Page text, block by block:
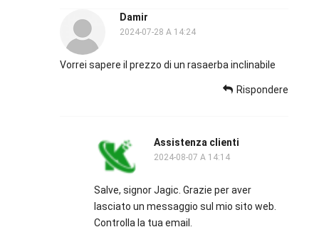
Damir
2024-07-28 A 14:24
Vorrei sapere il prezzo di un rasaerba inclinabile
Rispondere
Assistenza clienti
2024-08-07 A 14:14
Salve, signor Jagic. Grazie per aver
lasciato un messaggio sul mio sito web.
Controlla la tua email.